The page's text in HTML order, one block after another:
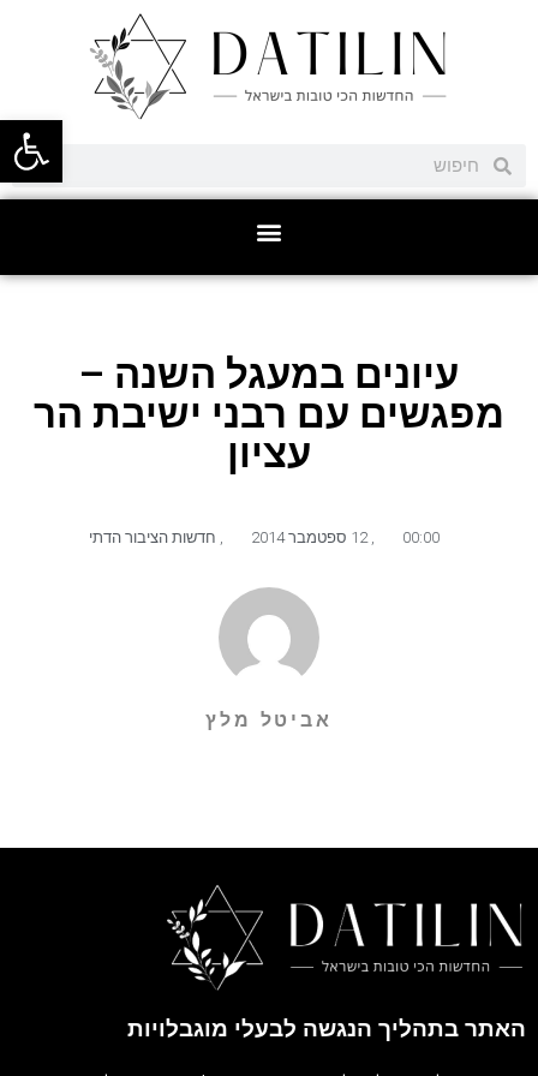
פתח
עיונים במעגל השנה –
מפגשים עם רבני ישיבת הר
עציון
00:00
, 12 ספטמבר 2014 , חדשות הציבור הדתי
אביטל מלץ
האתר בתהליך הנגשה לבעלי מוגבלויות